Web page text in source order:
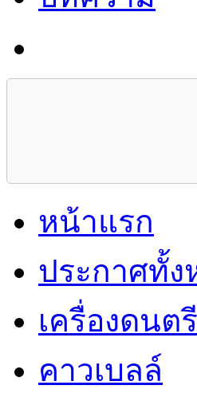
หน้าแรก
ประกาศทั้ง
เครื่องดนต
คาวเบลล์